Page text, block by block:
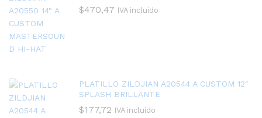
$470,47 IVA incluido
PLATILLO ZILDJIAN A20544 A CUSTOM 12″
SPLASH BRILLANTE
$177,72 IVA incluido